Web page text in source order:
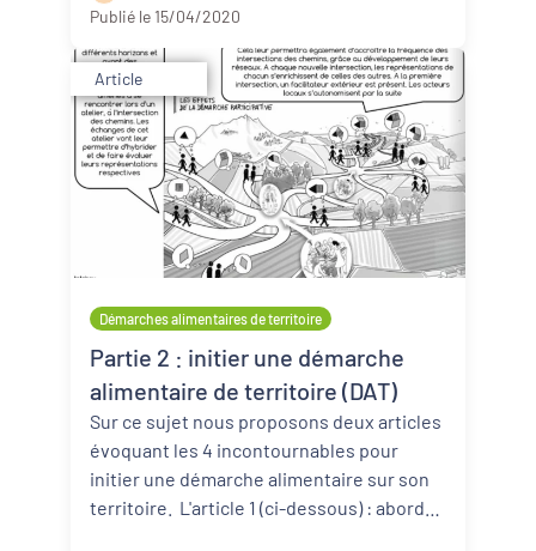
Publié le 15/04/2020
Article
Démarches alimentaires de territoire
Partie 2 : initier une démarche
alimentaire de territoire (DAT)
Sur ce sujet nous proposons deux articles
évoquant les 4 incontournables pour
initier une démarche alimentaire sur son
territoire. L'article 1 (ci-dessous) : aborde